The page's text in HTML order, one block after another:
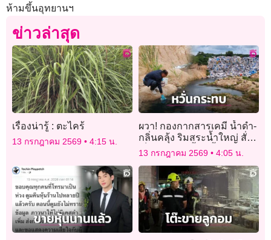
ห้ามขึ้นอุทยานฯ
ข่าวล่าสุด
เรื่องน่ารู้ : ตะไคร้
13 กรกฎาคม 2569 4:15 น.
ผวา! กองกากสารเคมี น้ำดำ-
กลิ่นคลุ้ง ริมสระน้ำใหญ่ สั่ง
เก็บตัวอย่าง-จี้ขนทิ้ง
13 กรกฎาคม 2569 4:05 น.